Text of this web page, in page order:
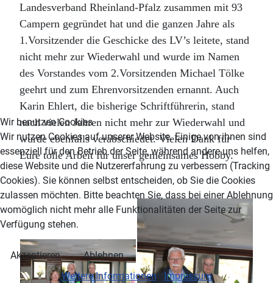
Landesverband Rheinland-Pfalz zusammen mit 93
Campern gegründet hat und die ganzen Jahre als
1.Vorsitzender die Geschicke des LV’s leitete, stand
nicht mehr zur Wiederwahl und wurde im Namen
des Vorstandes vom 2.Vorsitzenden Michael Tölke
geehrt und zum Ehrenvorsitzenden ernannt. Auch
Karin Ehlert, die bisherige Schriftführerin, stand
nach vielen Jahren nicht mehr zur Wiederwahl und
wurde ebenfalls verabschiedet. Vielen Dank für
Eure tolle Arbeit für unser gemeinsames Hobby.
Wir benutzen Cookies
Wir nutzen Cookies auf unserer Website. Einige von ihnen sind
essenziell für den Betrieb der Seite, während andere uns helfen,
diese Website und die Nutzererfahrung zu verbessern (Tracking
Cookies). Sie können selbst entscheiden, ob Sie die Cookies
zulassen möchten. Bitte beachten Sie, dass bei einer Ablehnung
womöglich nicht mehr alle Funktionalitäten der Seite zur
Verfügung stehen.
Akzeptieren
Ablehnen
Weitere Informationen| Impressum